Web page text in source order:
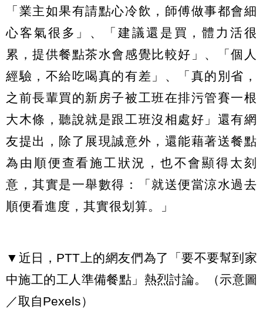
「業主如果有請點心冷飲，師傅做事都會細
心客氣很多」、「建議還是買，體力活很
累，提供餐點茶水會感覺比較好」、「個人
經驗，不給吃喝真的有差」、「真的別省，
之前長輩買的新房子被工班在排污管賽一根
大木條，聽說就是跟工班沒相處好」還有網
友提出，除了展現誠意外，還能藉著送餐點
為由順便查看施工狀況，也不會顯得太刻
意，其實是一舉數得：「就送便當涼水過去
順便看進度，其實很划算。」
▼近日，PTT上的網友們為了「要不要幫到家
中施工的工人準備餐點」熱烈討論。（示意圖
／取自Pexels）